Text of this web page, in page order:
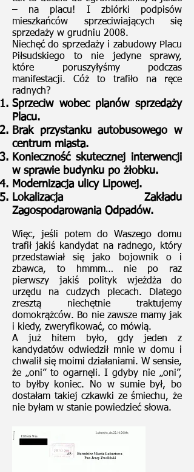
– na placu! I zbiórki podpisów
mieszkańców sprzeciwiających się
sprzedaży w grudniu 2008.
Niechęć do sprzedaży i zabudowy Placu
Piłsudskiego to nie jedyne sprawy,
które poruszyłyśmy podczas
manifestacji. Cóż to trafiło na ręce
radnych?
Sprzeciw wobec planów sprzedaży
Placu.
Brak przystanku autobusowego w
centrum miasta.
Konieczność skutecznej interwencji
w sprawie budynku po żłobku.
Modernizacja ulicy Lipowej.
Lokalizacja Zakładu
Zagospodarowania Odpadów.
Więc, jeśli potem do Waszego domu
trafił jakiś kandydat na radnego, który
przedstawiał się jako bojownik o i
zbawca, to hmmm… nie po raz
pierwszy jakiś polityk wjeżdża do
urzędu na cudzych plecach. Dlatego
zresztą niechętnie traktujemy
domokrążców. Bo nie zawsze mamy jak
i kiedy, zweryfikować, co mówią.
A już hitem było, gdy jeden z
kandydatów odwiedził mnie w domu i
chwalił się moimi działaniami. W sensie,
że „oni” to ogarnęli. I gdyby nie „oni”,
to byłby koniec. No w sumie był, bo
dostałam takiej czkawki ze śmiechu, że
nie byłam w stanie powiedzieć słowa.